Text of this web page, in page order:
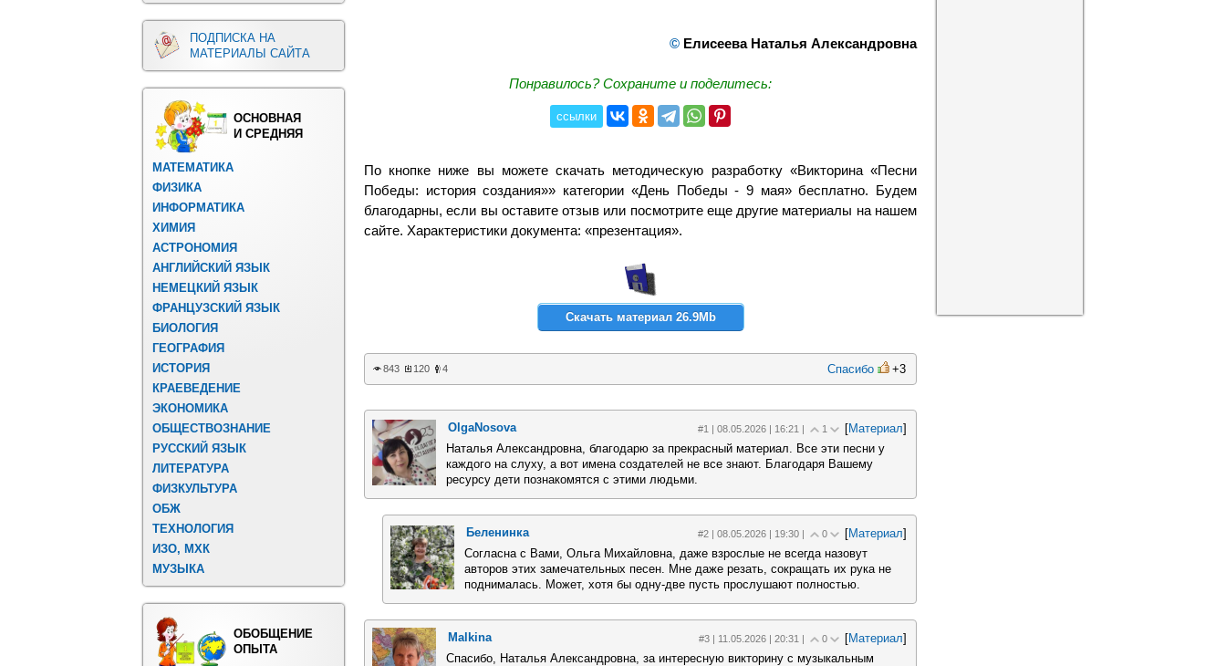
ПОДПИСКА НА
МАТЕРИАЛЫ САЙТА
ОСНОВНАЯ
И СРЕДНЯЯ
МАТЕМАТИКА
ФИЗИКА
ИНФОРМАТИКА
ХИМИЯ
АСТРОНОМИЯ
АНГЛИЙСКИЙ ЯЗЫК
НЕМЕЦКИЙ ЯЗЫК
ФРАНЦУЗСКИЙ ЯЗЫК
БИОЛОГИЯ
ГЕОГРАФИЯ
ИСТОРИЯ
КРАЕВЕДЕНИЕ
ЭКОНОМИКА
ОБЩЕСТВОЗНАНИЕ
РУССКИЙ ЯЗЫК
ЛИТЕРАТУРА
ФИЗКУЛЬТУРА
ОБЖ
ТЕХНОЛОГИЯ
ИЗО, МХК
МУЗЫКА
ОБОБЩЕНИЕ
ОПЫТА
© Елисеева Наталья Александровна
Понравилось? Сохраните и поделитесь:
ссылки
По кнопке ниже вы можете скачать методическую разработку «Викторина «Песни
Победы: история создания»» категории «День Победы - 9 мая» бесплатно. Будем
благодарны, если вы оставите отзыв или посмотрите еще другие материалы на нашем
сайте. Характеристики документа: «презентация».
Скачать материал 26.9Mb
843 120 4 Спасибо +3
OlgaNosova #1 | 08.05.2026 | 16:21 | 1 [Материал]
Наталья Александровна, благодарю за прекрасный материал. Все эти песни у
каждого на слуху, а вот имена создателей не все знают. Благодаря Вашему
ресурсу дети познакомятся с этими людьми.
Беленинка #2 | 08.05.2026 | 19:30 | 0 [Материал]
Согласна с Вами, Ольга Михайловна, даже взрослые не всегда назовут
авторов этих замечательных песен. Мне даже резать, сокращать их рука не
поднималась. Может, хотя бы одну-две пусть прослушают полностью.
Malkina #3 | 11.05.2026 | 20:31 | 0 [Материал]
Спасибо, Наталья Александровна, за интересную викторину с музыкальным